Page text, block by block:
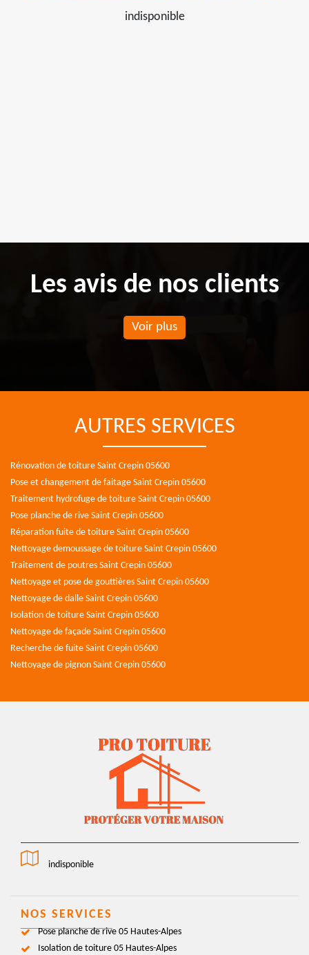
indisponible
Les avis de nos clients
Voir plus
AUTRES SERVICES
Rénovation de toiture Saint Crepin 05600
Pose et changement de faitage Saint Crepin 05600
Traitement hydrofuge de toiture Saint Crepin 05600
Pose planche de rive Saint Crepin 05600
Réparation fuite de toiture Saint Crepin 05600
Nettoyage demoussage de toiture Saint Crepin 05600
Traitement de poutres Saint Crepin 05600
Nettoyage et pose de gouttières Saint Crepin 05600
Nettoyage de dalle Saint Crepin 05600
Isolation de toiture Saint Crepin 05600
Nettoyage de façade Saint Crepin 05600
Recherche de fuite Saint Crepin 05600
Nettoyage de pignon Saint Crepin 05600
indisponible
NOS SERVICES
Pose planche de rive 05 Hautes-Alpes
Isolation de toiture 05 Hautes-Alpes